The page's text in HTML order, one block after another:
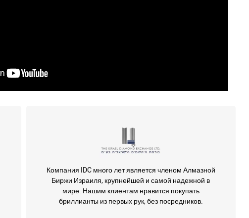
Компания IDC много лет является членом Алмазной
Биржи Израиля, крупнейшей и самой надежной в
мире. Нашим клиентам нравится покупать
бриллианты из первых рук, без посредников.